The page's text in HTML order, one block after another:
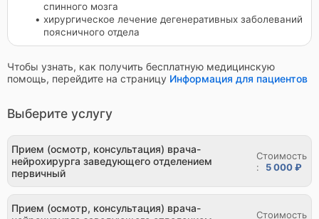
спинного мозга
хирургическое лечение дегенеративных заболеваний
поясничного отдела
Чтобы узнать, как получить бесплатную медицинскую
помощь, перейдите на страницу Информация для пациентов
Выберите услугу
Прием (осмотр, консультация) врача-
нейрохирурга заведующего отделением
первичный
Стоимость
:
5 000 ₽
Прием (осмотр, консультация) врача-
Стоимость